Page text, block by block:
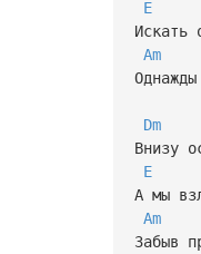
E
Искать
Am
Dm
Внизу
E
А мы
Am
Забыв